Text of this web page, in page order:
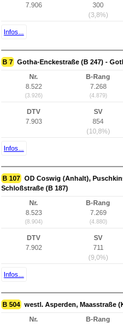
7.906
300
(3,8%)
Infos...
B 7 Gotha-Enckestraße (B 247) -
Nr.
8.522
(3.926)
B-Rang
7.268
(4.879)
DTV
7.903
SV
854
(10,8%)
Infos...
B 107 OD Coswig (Anhalt),
Schloßstraße (B 187)
Nr.
8.523
(8.904)
B-Rang
7.269
(4.880)
DTV
7.902
SV
711
(9,0%)
Infos...
B 504 westl. Asperden, Maasstraße
Nr.
B-Rang